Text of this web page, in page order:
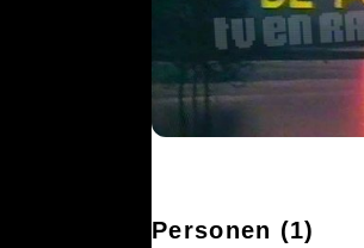
Personen (1)